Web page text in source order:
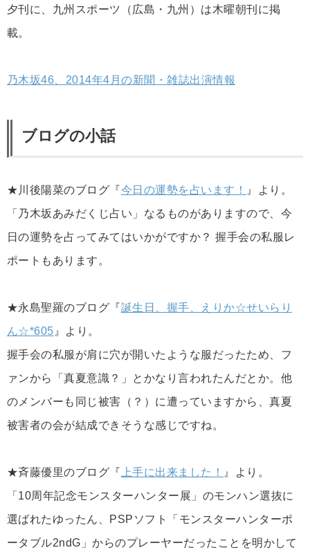
夕刊に、九州スポーツ（広島・九州）は木曜朝刊に掲
載。
乃木坂46、2014年4月の新聞・雑誌出演情報
ブログの小話
★川後陽菜のブログ『今日の運勢を占います！
』より。
「乃木坂あみだくじ占い」なるものがありますので、今
日の運勢を占ってみてはいかがですか？ 握手会の私服レ
ポートもあります。
★永島聖羅のブログ『誕生日、握手、えりか☆せいらり
ん☆*605 』より。
握手会の私服が肩に穴が開いたような服だったため、フ
ァンから「真夏意識？」とかなり言われたんだとか。他
のメンバーも同じ被害（？）に遭っていますから、真夏
被害者の会が結成できそうな感じですね。
★斉藤優里のブログ『上手に出来ました！ 』より。
「10周年記念モンスターハンター展」のモンハン選抜に
選ばれたゆったん、PSPソフト「モンスターハンターポ
ータブル2ndG」からのプレーヤーだったことを明かして